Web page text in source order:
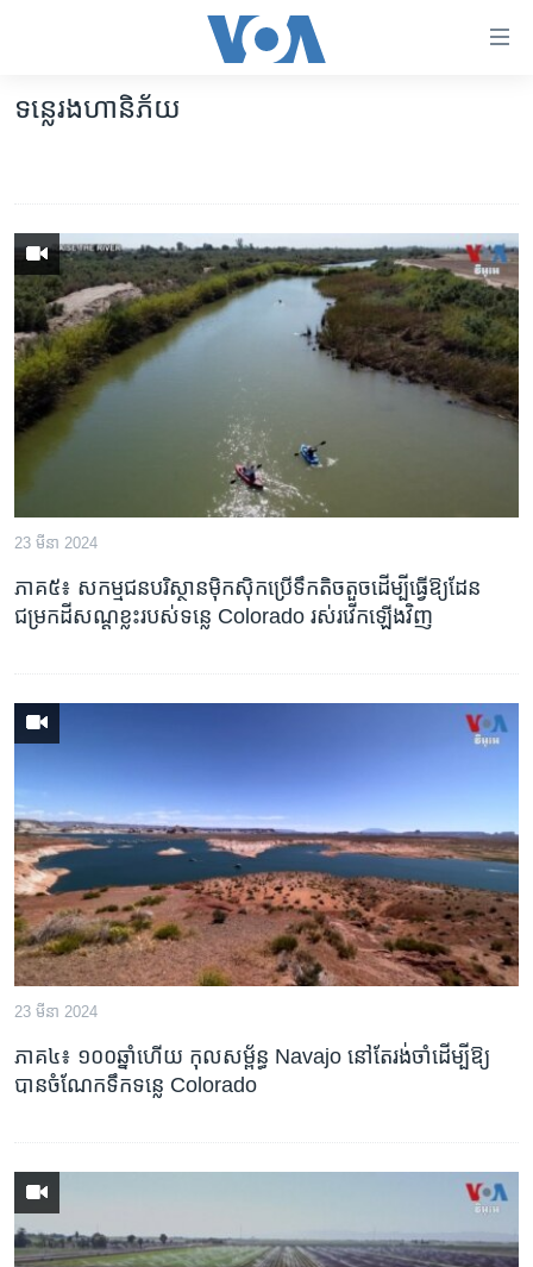
គេហទំព័រ​
ទាក់ទង
ទៅ​​
ទំព័រ​
ព័ត៌មាន​​
តែ​
ម្តង
រំលង​
និង​
រចនា
រំលង​
និង​
កាន់​
ទំព័រ​
កម្ពុជា
ចិន
ហេឡូវីអូអេ
កម្ពុជាច្នៃប្រតិដ្ឋ
ព្រឹត្តិការណ៍ព័ត៌មាន
ទូរទស្សន៍ / វីដេអូ​
ភាសា
ទន្លេរងហានិភ័យ
23 មីនា 2024
ភាគ៥៖ សកម្មជន​បរិស្ថាន​ម៉ិកស៊ិក​ប្រើ​ទឹក​តិចតួច​ដើម្បី​ធ្វើ​ឱ្យ​ដែន​
ជម្រក​ដី​សណ្ដ​ខ្លះ​របស់​ទន្លេ Colorado រស់រវើក​ឡើងវិញ
23 មីនា 2024
ភាគ៤៖ ១០០ឆ្នាំ​ហើយ កុលសម្ព័ន្ធ Navajo នៅតែ​រង់ចាំ​ដើម្បី​ឱ្យ​
បាន​ចំណែក​ទឹក​ទន្លេ Colorado